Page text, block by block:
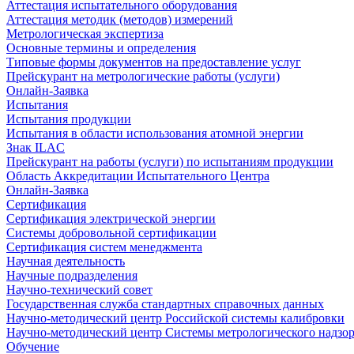
Аттестация испытательного оборудования
Аттестация методик (методов) измерений
Метрологическая экспертиза
Основные термины и определения
Типовые формы документов на предоставление услуг
Прейскурант на метрологические работы (услуги)
Онлайн-Заявка
Испытания
Испытания продукции
Испытания в области использования атомной энергии
Знак ILAC
Прейскурант на работы (услуги) по испытаниям продукции
Область Аккредитации Испытательного Центра
Онлайн-Заявка
Сертификация
Сертификация электрической энергии
Системы добровольной сертификации
Сертификация систем менеджмента
Научная деятельность
Научные подразделения
Научно-технический совет
Государственная служба стандартных справочных данных
Научно-методический центр Российской системы калибровки
Научно-методический центр Системы метрологического
Обучение